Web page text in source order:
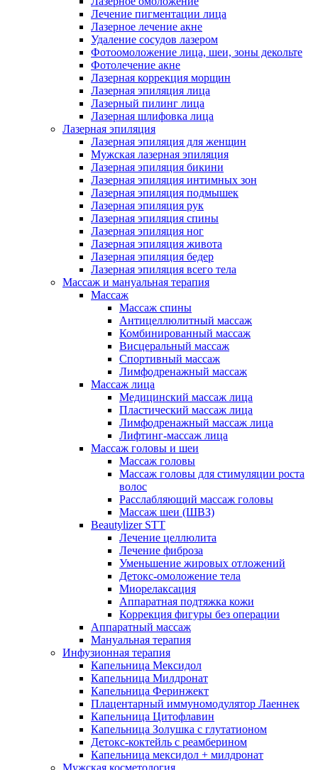
Лечение пигментации лица
Лазерное лечение акне
Удаление сосудов лазером
Фотоомоложение лица, шеи, зоны декольте
Фотолечение акне
Лазерная коррекция морщин
Лазерная эпиляция лица
Лазерный пилинг лица
Лазерная шлифовка лица
Лазерная эпиляция
Лазерная эпиляция для женщин
Мужская лазерная эпиляция
Лазерная эпиляция бикини
Лазерная эпиляция интимных зон
Лазерная эпиляция подмышек
Лазерная эпиляция рук
Лазерная эпиляция спины
Лазерная эпиляция ног
Лазерная эпиляция живота
Лазерная эпиляция бедер
Лазерная эпиляция всего тела
Массаж и мануальная терапия
Массаж
Массаж спины
Антицеллюлитный массаж
Комбинированный массаж
Висцеральный массаж
Спортивный массаж
Лимфодренажный массаж
Массаж лица
Медицинский массаж лица
Пластический массаж лица
Лимфодренажный массаж лица
Лифтинг-массаж лица
Массаж головы и шеи
Массаж головы
Массаж головы для стимуляции роста
волос
Расслабляющий массаж головы
Массаж шеи (ШВЗ)
Beautylizer STT
Лечение целлюлита
Лечение фиброза
Уменьшение жировых отложений
Детокс-омоложение тела
Миорелаксация
Аппаратная подтяжка кожи
Коррекция фигуры без операции
Аппаратный массаж
Мануальная терапия
Инфузионная терапия
Капельница Мексидол
Капельница Милдронат
Капельница Феринжект
Плацентарный иммуномодулятор Лаеннек
Капельница Цитофлавин
Капельница Золушка с глутатионом
Детокс-коктейль с реамберином
Капельница мексидол + милдронат
Мужская косметология